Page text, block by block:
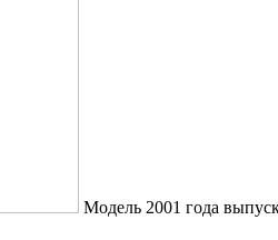
Модель 2001 года